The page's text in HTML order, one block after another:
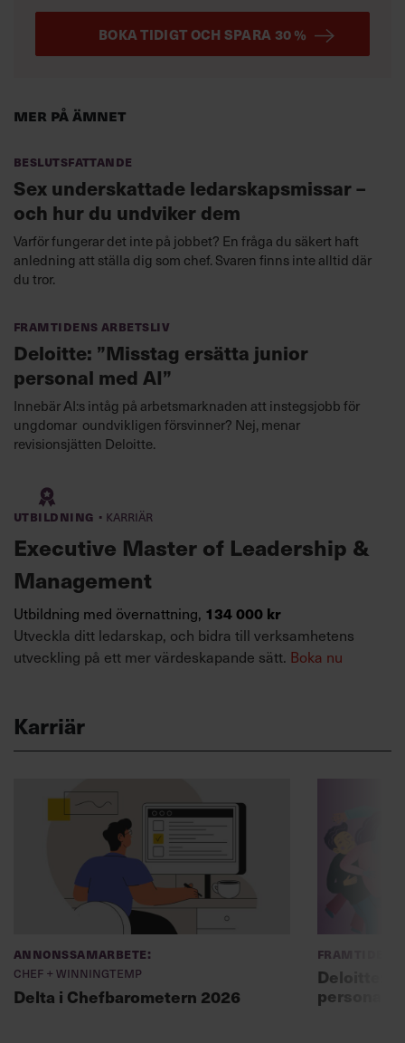
Mer på ämnet
Beslutsfattande
Sex underskattade ledarskapsmissar –
och hur du undviker dem
Varför fungerar det inte på jobbet? En fråga du säkert haft
anledning att ställa dig som chef. Svaren finns inte alltid där
du tror.
Framtidens arbetsliv
Deloitte: ”Misstag ersätta junior
personal med AI”
Innebär AI:s intåg på arbetsmarknaden att instegsjobb för
ungdomar oundvikligen försvinner? Nej, menar
revisionsjätten Deloitte.
Utbildning · Karriär
Executive Master of Leadership &
Management
Utbildning med övernattning, 134 000 kr
Utveckla ditt ledarskap, och bidra till verksamhetens
utveckling på ett mer värdeskapande sätt. Boka nu
BOKA TIDIGT OCH SPARA 30 %
Karriär
Annonssamarbete:
Chef + Winningtemp
Delta i Chefbarometern 2026
Deloitte:
personal